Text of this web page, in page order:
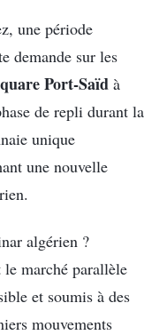
une période
demande sur les
Port-Saïd à
de repli durant la
unique
une nouvelle
algérien ?
marché parallèle
et soumis à des
mouvements